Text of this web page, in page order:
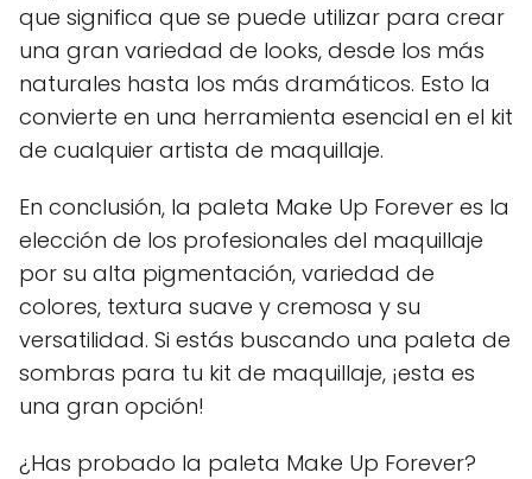
que significa que se puede utilizar para crear
una gran variedad de looks, desde los más
naturales hasta los más dramáticos. Esto la
convierte en una herramienta esencial en el kit
de cualquier artista de maquillaje.
En conclusión, la paleta Make Up Forever es la
elección de los profesionales del maquillaje
por su alta pigmentación, variedad de
colores, textura suave y cremosa y su
versatilidad. Si estás buscando una paleta de
sombras para tu kit de maquillaje, ¡esta es
una gran opción!
¿Has probado la paleta Make Up Forever?